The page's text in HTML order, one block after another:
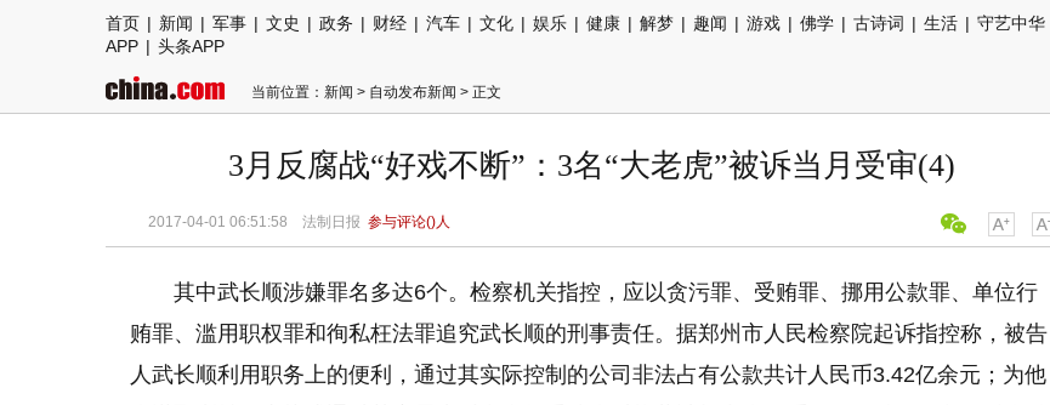
首页 | 新闻 | 军事 | 文史 | 政务 | 财经 | 汽车 | 文化 | 娱乐 | 健康 | 解梦 | 趣闻 | 游戏 | 佛学 | 古诗词 | 生活 | 守艺中华
APP | 头条APP
当前位置： 新闻 > 自动发布新闻 > 正文
3月反腐战“好戏不断”：3名“大老虎”被诉当月受审(4)
2017-04-01 06:51:58 法制日报 参与评论()人
其中武长顺涉嫌罪名多达6个。检察机关指控，应以贪污罪、受贿罪、挪用公款罪、单位行
贿罪、滥用职权罪和徇私枉法罪追究武长顺的刑事责任。据郑州市人民检察院起诉指控称，被告
人武长顺利用职务上的便利，通过其实际控制的公司非法占有公款共计人民币3.42亿余元；为他